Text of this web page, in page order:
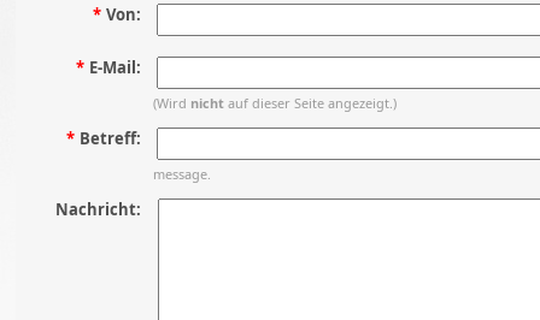
* Von:
* E-Mail:
(Wird nicht auf dieser Seite angezeigt.)
* Betreff:
message.
Nachricht: